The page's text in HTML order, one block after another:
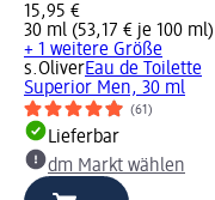
15,95 €
30 ml (53,17 € je 100 ml)
+ 1 weitere Größe
s.OliverEau de Toilette
Superior Men, 30 ml
(61)
Lieferbar
dm Markt wählen